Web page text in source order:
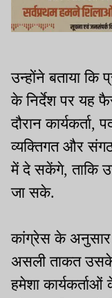
उन्होंने बताया
के निर्देश पर यह
दौरान
व्यक्तिगत और
में दे सकेंगे, ताकि
जा सके.
कांग्रेस के अनुसार
असली ताकत उसके
हमेशा